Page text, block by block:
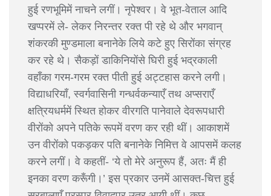
हुई रणभूमिमें नाचने लगीं। नृपेश्वर। वे भूत-वेताल आदि
खप्परमें ले- लेकर निरन्तर रक्त पी रहे थे और भगवान्
शंकरकी मुण्डमाला बनानेके लिये कटे हुए सिरोंका संग्रह
कर रहे थे। सैकड़ों डाकिनियोंसे घिरी हुई भद्रकाली
वहाँका गरम-गरम रक्त पीती हुई अट्टहास करने लगी।
विद्याधरियाँ, स्वर्गवासिनी गन्धर्वकन्याएँ तथ अप्सराएँ
क्षत्रियधर्ममें स्थित होकर वीरगति पानेवाले देवरूपधारी
वीरोंको अपने पतिके रूपमें वरण कर रही थीं। आकाशमें
उन वीरोंको पकड़कर पति बनानेके निमित्त वे आपसमें कलह
करने लगीं। वे कहतीं- ‘ये तो मेरे अनुरूप हैं, अतः मैं ही
इनका वरण करूँगी।’ इस प्रकार उनमें आसक्त-चित्त हुई